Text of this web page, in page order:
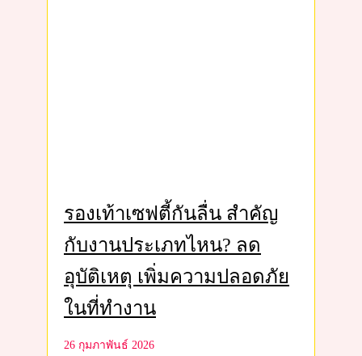
รองเท้าเซฟตี้กันลื่น สำคัญ
กับงานประเภทไหน? ลด
อุบัติเหตุ เพิ่มความปลอดภัย
ในที่ทำงาน
26 กุมภาพันธ์ 2026